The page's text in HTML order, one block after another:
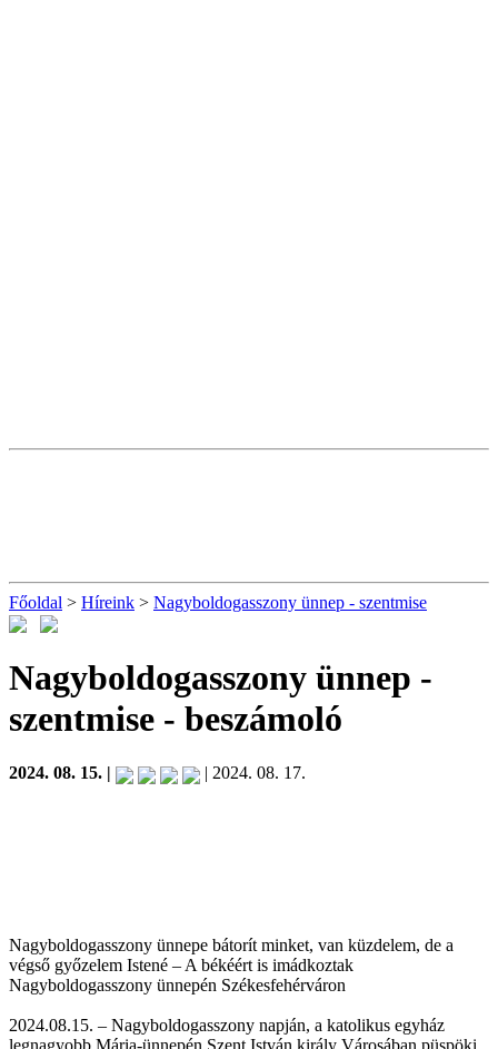
Főoldal > Híreink > Nagyboldogasszony ünnep - szentmise
Nagyboldogasszony ünnep -
szentmise - beszámoló
2024. 08. 15. | | 2024. 08. 17.
Nagyboldogasszony ünnepe bátorít minket, van küzdelem, de a
végső győzelem Istené – A békéért is imádkoztak
Nagyboldogasszony ünnepén Székesfehérváron
2024.08.15. – Nagyboldogasszony napján, a katolikus egyház
legnagyobb Mária-ünnepén Szent István király Városában püspöki